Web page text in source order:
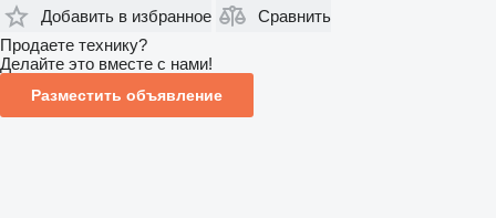
Добавить в избранное
Сравнить
Продаете технику?
Делайте это вместе с нами!
Разместить объявление